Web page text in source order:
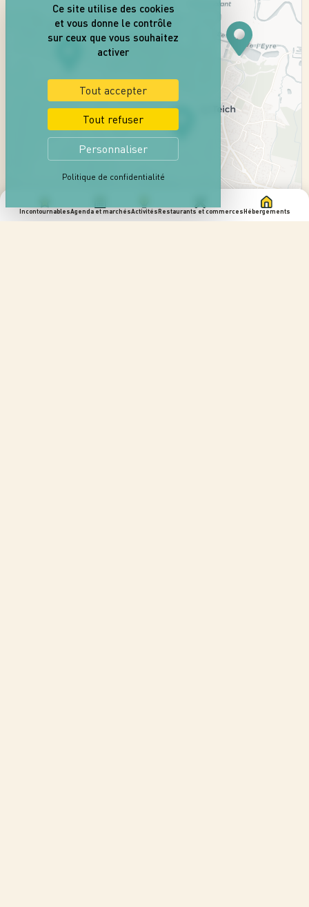
IncontournablesAgenda et marchésActivitésRestaurants et commercesHébergements
Ce site utilise des cookies
et vous donne le contrôle
sur ceux que vous souhaitez
activer
Tout accepter
Tout refuser
Personnaliser
Politique de confidentialité